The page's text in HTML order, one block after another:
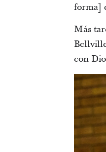
forma]
Más
con